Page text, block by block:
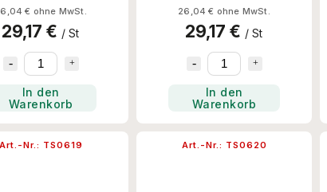
€ ohne MwSt.
29,17 € / St
In den
Warenkorb
26,04 € ohne MwSt.
29,17 € / St
In den
Warenkorb
Art.-Nr.: TS0619 Art.-Nr.: TS0620